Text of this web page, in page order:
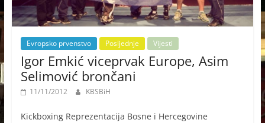
Evropsko prvenstvo Posljednje Vijesti
Igor Emkić viceprvak Europe, Asim
Selimović brončani
11/11/2012 KBSBiH
Kickboxing Reprezentacija Bosne i Hercegovine